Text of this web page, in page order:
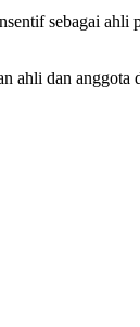
sebagai ahli
ahli dan anggota